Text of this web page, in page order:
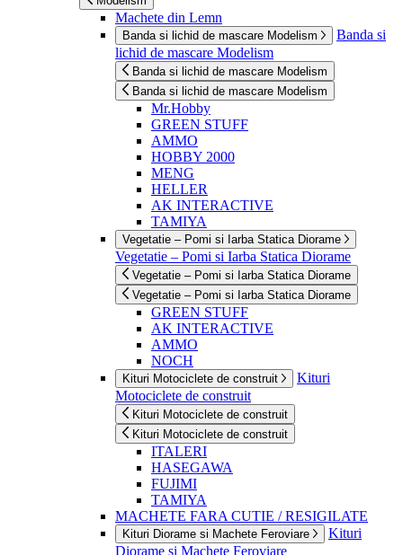
Machete din Lemn
Banda si lichid de mascare Modelism
Banda si
lichid de mascare Modelism
Banda si lichid de mascare Modelism
Banda si lichid de mascare Modelism
Mr.Hobby
GREEN STUFF
AMMO
HOBBY 2000
MENG
HELLER
AK INTERACTIVE
TAMIYA
Vegetatie – Pomi si Iarba Statica Diorame
Vegetatie – Pomi si Iarba Statica Diorame
Vegetatie – Pomi si Iarba Statica Diorame
Vegetatie – Pomi si Iarba Statica Diorame
GREEN STUFF
AK INTERACTIVE
AMMO
NOCH
Kituri Motociclete de construit
Kituri
Motociclete de construit
Kituri Motociclete de construit
Kituri Motociclete de construit
ITALERI
HASEGAWA
FUJIMI
TAMIYA
MACHETE FARA CUTIE / RESIGILATE
Kituri Diorame si Machete Feroviare
Kituri
Diorame si Machete Feroviare